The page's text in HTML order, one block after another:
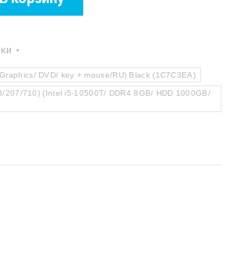
DVD/ key + mouse/RU) Black (1C7C3EA)
207/710) (Intel i5-10500T/ DDR4 8GB/ HDD 1000GB/